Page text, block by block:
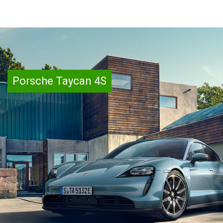
Porsche Taycan 4S